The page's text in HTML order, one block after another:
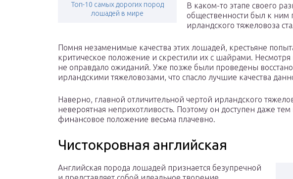
Топ-10 самых дорогих пород
лошадей в мире
В каком-то этапе своего
общественности был к ним
ирландского тяжеловоза
Помня незаменимые качества этих лошадей, крестьяне
критическое положение и скрестили их с шайрами.
не оправдало ожиданий. Уже позже были проведены
ирландскими тяжеловозами, что спасло лучшие качества
Наверно, главной отличительной чертой ирландского
невероятная неприхотливость. Поэтому он доступен даже тем
финансовое положение весьма плачевно.
Чистокровная английская
Английская порода лошадей признается безупречной